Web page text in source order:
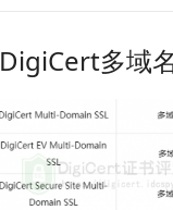
DigiCert多域